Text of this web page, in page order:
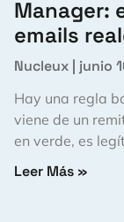
Manager:
emails
Nucleux junio
Hay una regla
viene de un
en verde, es
Leer Más »